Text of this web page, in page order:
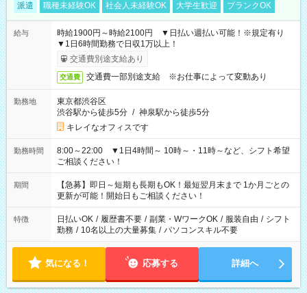
派遣 職種未経験OK 社会人未経験OK 大学生歓迎 ブランクOK
給与
時給1900円～時給2100円 ▼日払い週払い可能！※規定有り
▼1日6時間勤務で日収1万以上！
交通費別途支給あり
交通費 交通費一部別途支給 ※お仕事によって変動あり
勤務地
東京都渋谷区
渋谷駅から徒歩5分 / 神泉駅から徒歩5分
キレイなオフィスです
勤務時間
8:00～22:00 ▼1日4時間～ 10時～・11時～など、シフト希望
ご相談ください！
期間
【急募】即日～短期も長期もOK！最短翌月末まで 1か月ごとの
更新が可能！開始日もご相談ください！
特徴 日払いOK / 履歴書不要 / 副業・WワークOK / 服装自由 / シフト
勤務 / 10名以上の大量募集 / パソコンスキル不要
気になる！ 応募する 詳細へ